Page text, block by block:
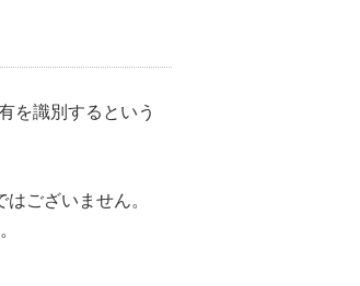
を識別するという
ございません。